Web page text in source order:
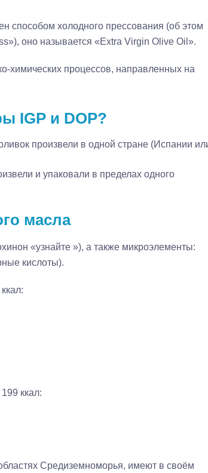
способом холодного прессования (об этом
оно называется «Extra Virgin Olive Oil».
процессов, направленных на
IGP и DOP?
произвели в одной стране (Испании
и упаковали в пределах одного
масла
«узнайте »), а также микроэлементы:
кислоты).
ккал:
Средиземноморья, имеют в своём